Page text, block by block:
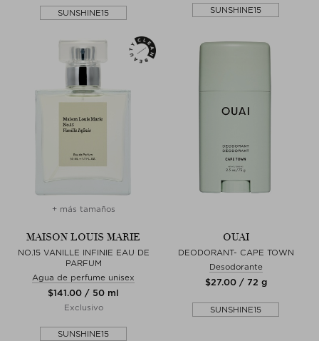
SUNSHINE15 SUNSHINE15
+ más tamaños
MAISON LOUIS MARIE
NO.15 VANILLE INFINIE EAU DE
PARFUM
Agua de perfume unisex
$‌141.00 / 50 ml
Exclusivo
SUNSHINE15
OUAI
DEODORANT- CAPE TOWN
Desodorante
$‌27.00 / 72 g
SUNSHINE15